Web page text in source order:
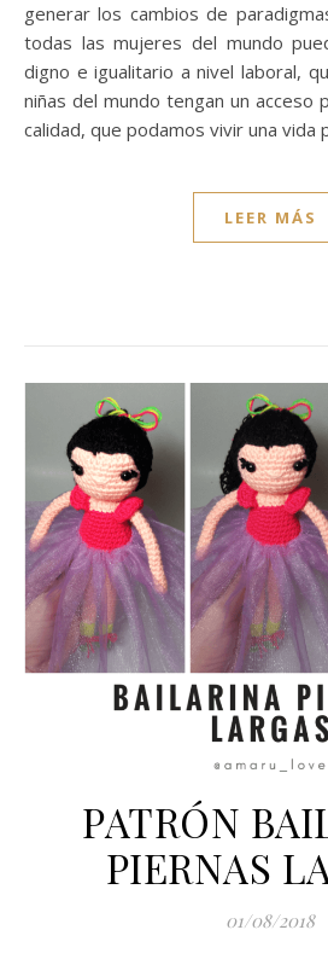
generar los cambios de
todas las mujeres del mundo
digno e igualitario a nivel laboral,
niñas del mundo tengan un acceso
calidad, que podamos vivir una vida
LEER MÁS
PATRÓN
PIERNAS
01/08/2018